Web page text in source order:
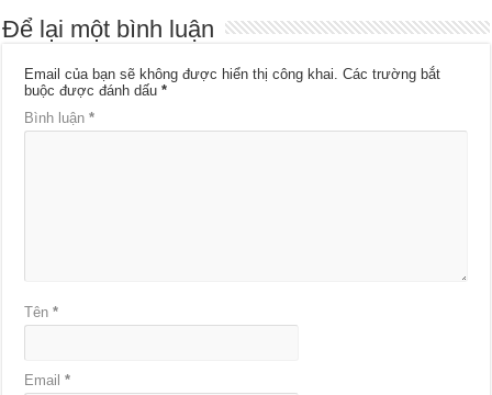
Để lại một bình luận
Email của bạn sẽ không được hiển thị công khai. Các trường bắt
buộc được đánh dấu*
Bình luận*
Tên*
Email*